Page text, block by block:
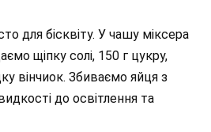
для бісквіту. У чашу міксера
щіпку солі, 150 г цукру,
вінчиок. Збиваємо яйця з
до освітлення та